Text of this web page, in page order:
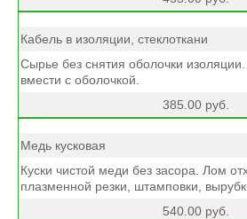
Кабель в изоляции, стеклоткани
Сырье без снятия оболочки
вмести с оболочкой.
385.00 руб.
Медь кусковая
Куски чистой меди без засора. Лом
плазменной резки, штамповки,
540.00 руб.